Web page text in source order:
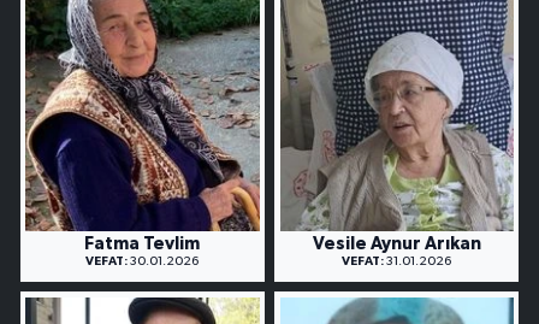
Fatma Tevlim
VEFAT: 30.01.2026
Vesile Aynur Arıkan
VEFAT: 31.01.2026